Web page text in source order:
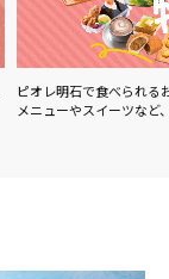
ピオレ明石で食べられる
メニューやスイーツなど